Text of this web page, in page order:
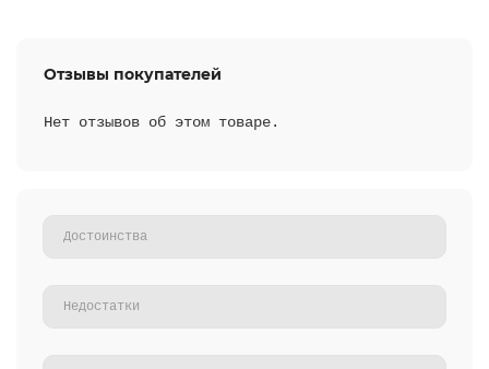
Отзывы покупателей
Нет отзывов об этом товаре.